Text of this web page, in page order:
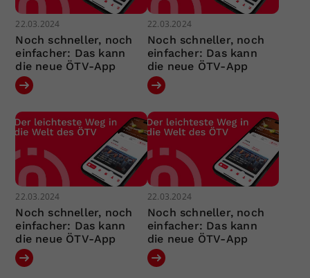
22.03.2024
Noch schneller, noch
einfacher: Das kann
die neue ÖTV-App
22.03.2024
Noch schneller, noch
einfacher: Das kann
die neue ÖTV-App
22.03.2024
Noch schneller, noch
einfacher: Das kann
die neue ÖTV-App
22.03.2024
Noch schneller, noch
einfacher: Das kann
die neue ÖTV-App